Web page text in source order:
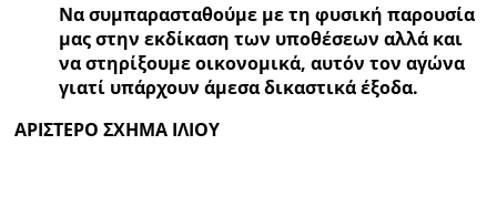
Να συμπαρασταθούμε με τη φυσική παρουσία
μας στην εκδίκαση των υποθέσεων αλλά και
να στηρίξουμε οικονομικά, αυτόν τον αγώνα
γιατί υπάρχουν άμεσα δικαστικά έξοδα.
ΑΡΙΣΤΕΡΟ ΣΧΗΜΑ ΙΛΙΟΥ